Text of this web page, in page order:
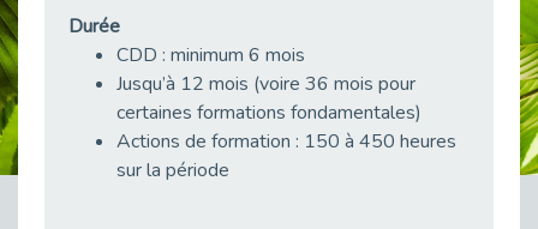
Publié le 20/04/2026
Publié le 20/04/2026
Cap Emploi 92 s'engage pour la santé mentale : La formation PSSM au cœur de l'accompagnement
Publié le 13/04/2026
Durée
CDD : minimum 6 mois
Jusqu’à 12 mois (voire 36 mois pour
certaines formations fondamentales)
Actions de formation : 150 à 450 heures
sur la période